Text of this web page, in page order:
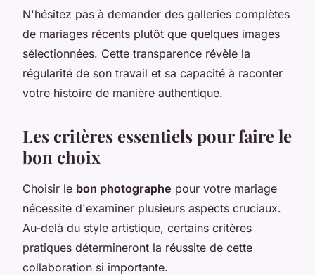
N'hésitez pas à demander des galleries complètes
de mariages récents plutôt que quelques images
sélectionnées. Cette transparence révèle la
régularité de son travail et sa capacité à raconter
votre histoire de manière authentique.
Les critères essentiels pour faire le
bon choix
Choisir le bon photographe pour votre mariage
nécessite d'examiner plusieurs aspects cruciaux.
Au-delà du style artistique, certains critères
pratiques détermineront la réussite de cette
collaboration si importante.